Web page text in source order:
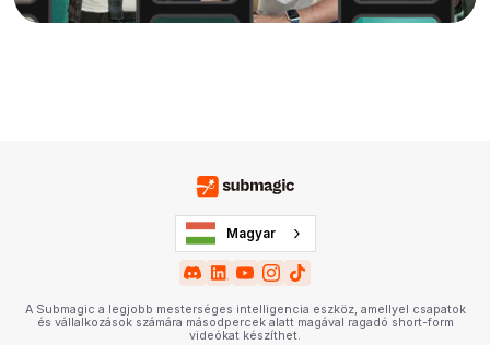
Magyar
A Submagic a legjobb mesterséges intelligencia eszköz, amellyel csapatok
és vállalkozások számára másodpercek alatt magával ragadó short-form
videókat készíthet.